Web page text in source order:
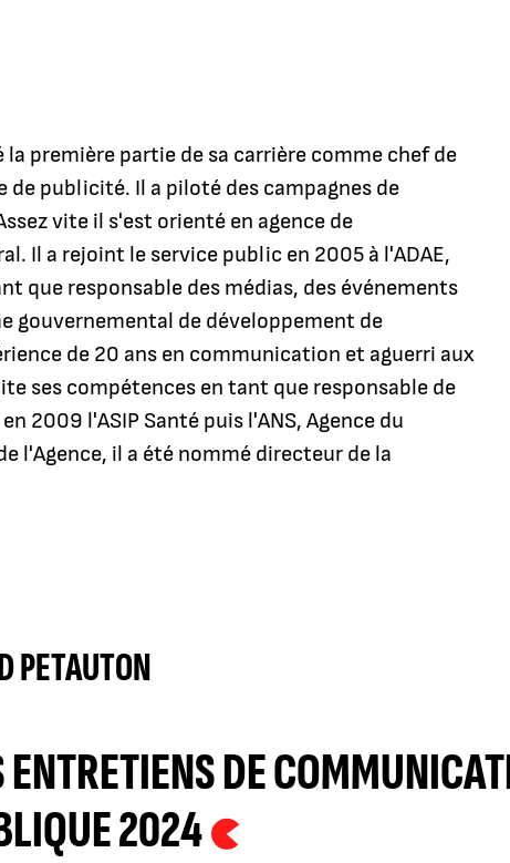
première partie de sa carrière comme chef de
publicité. Il a piloté des campagnes de
vite il s'est orienté en agence de
Il a rejoint le service public en 2005 à l'ADAE,
que responsable des médias, des événements
gouvernemental de développement de
de 20 ans en communication et aguerri aux
ses compétences en tant que responsable de
2009 l'ASIP Santé puis l'ANS, Agence du
l'Agence, il a été nommé directeur de la
PETAUTON
ENTRETIENS DE
2024